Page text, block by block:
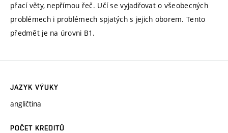
přací věty, nepřímou řeč. Učí se vyjadřovat o všeobecných
problémech i problémech spjatých s jejich oborem. Tento
předmět je na úrovni B1.
JAZYK VÝUKY
angličtina
POČET KREDITŮ